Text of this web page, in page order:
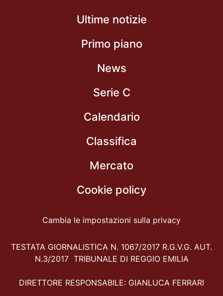
Torna alla home
Ultime notizie
Primo piano
News
Serie C
Calendario
Classifica
Cambia le impostazioni sulla privacy
TESTATA GIORNALISTICA N. 1067/2017 R.G.V.G. AUT.